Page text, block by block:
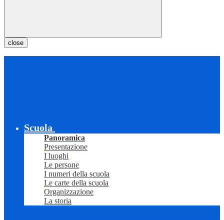
close
Scuola
Panoramica
Presentazione
I luoghi
Le persone
I numeri della scuola
Le carte della scuola
Organizzazione
La storia